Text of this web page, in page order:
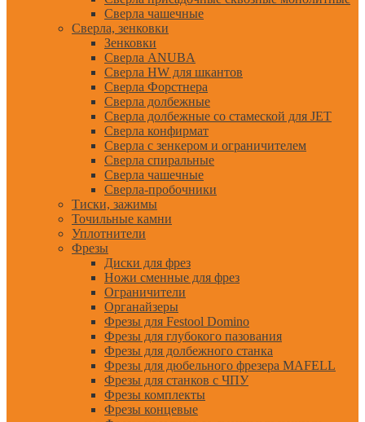
Сверла чашечные
Сверла, зенковки
Зенковки
Сверла ANUBA
Сверла HW для шкантов
Сверла Форстнера
Сверла долбежные
Сверла долбежные со стамеской для JET
Сверла конфирмат
Сверла с зенкером и ограничителем
Сверла спиральные
Сверла чашечные
Сверла-пробочники
Тиски, зажимы
Точильные камни
Уплотнители
Фрезы
Диски для фрез
Ножи сменные для фрез
Ограничители
Органайзеры
Фрезы для Festool Domino
Фрезы для глубокого пазования
Фрезы для долбежного станка
Фрезы для дюбельного фрезера MAFELL
Фрезы для станков с ЧПУ
Фрезы комплекты
Фрезы концевые